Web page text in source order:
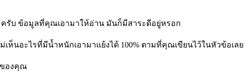
ครับ ข้อมูลที่คุณเอามาให้อ่าน มันก็มีสาระดีอยู่หรอก
อะไรที่มีน้ำหนักเอามาแย้งได้ 100% ตามที่คุณเขียนไว้ในหัวข้อเลย
ของคุณ